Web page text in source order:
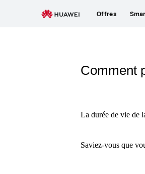
Offres
Comment
La durée de vie de
Saviez-vous que